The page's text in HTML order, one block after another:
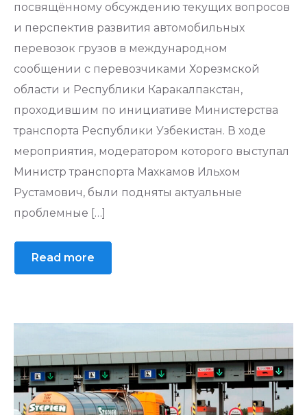
посвящённому обсуждению текущих вопросов
и перспектив развития автомобильных
перевозок грузов в международном
сообщении с перевозчиками Хорезмской
области и Республики Каракалпакстан,
проходившим по инициативе Министерства
транспорта Республики Узбекистан. В ходе
мероприятия, модератором которого выступал
Министр транспорта Махкамов Ильхом
Рустамович, были подняты актуальные
проблемные […]
Read more